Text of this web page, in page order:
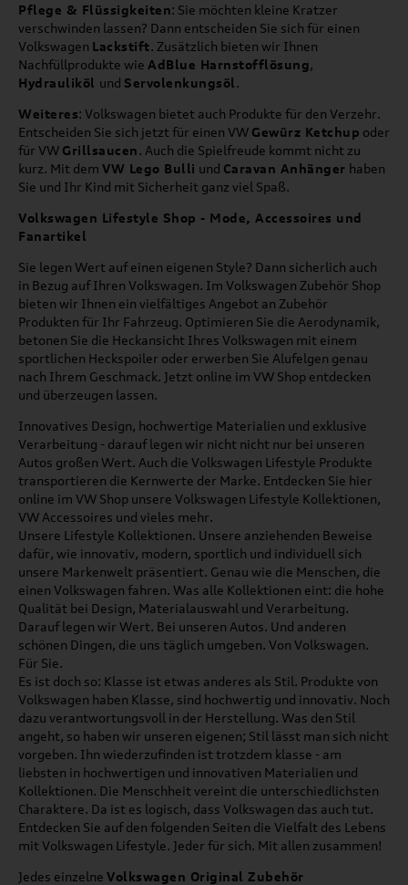
Pflege & Flüssigkeiten: Sie möchten kleine Kratzer
verschwinden lassen? Dann entscheiden Sie sich für einen
Volkswagen Lackstift. Zusätzlich bieten wir Ihnen
Nachfüllprodukte wie AdBlue Harnstofflösung,
Hydrauliköl und Servolenkungsöl.
Weiteres: Volkswagen bietet auch Produkte für den Verzehr.
Entscheiden Sie sich jetzt für einen VW Gewürz Ketchup oder
für VW Grillsaucen. Auch die Spielfreude kommt nicht zu
kurz. Mit dem VW Lego Bulli und Caravan Anhänger haben
Sie und Ihr Kind mit Sicherheit ganz viel Spaß.
Volkswagen Lifestyle Shop - Mode, Accessoires und
Fanartikel
Sie legen Wert auf einen eigenen Style? Dann sicherlich auch
in Bezug auf Ihren Volkswagen. Im Volkswagen Zubehör Shop
bieten wir Ihnen ein vielfältiges Angebot an Zubehör
Produkten für Ihr Fahrzeug. Optimieren Sie die Aerodynamik,
betonen Sie die Heckansicht Ihres Volkswagen mit einem
sportlichen Heckspoiler oder erwerben Sie Alufelgen genau
nach Ihrem Geschmack. Jetzt online im VW Shop entdecken
und überzeugen lassen.
Innovatives Design, hochwertige Materialien und exklusive
Verarbeitung - darauf legen wir nicht nicht nur bei unseren
Autos großen Wert. Auch die Volkswagen Lifestyle Produkte
transportieren die Kernwerte der Marke. Entdecken Sie hier
online im VW Shop unsere Volkswagen Lifestyle Kollektionen,
VW Accessoires und vieles mehr.
Unsere Lifestyle Kollektionen. Unsere anziehenden Beweise
dafür, wie innovativ, modern, sportlich und individuell sich
unsere Markenwelt präsentiert. Genau wie die Menschen, die
einen Volkswagen fahren. Was alle Kollektionen eint: die hohe
Qualität bei Design, Materialauswahl und Verarbeitung.
Darauf legen wir Wert. Bei unseren Autos. Und anderen
schönen Dingen, die uns täglich umgeben. Von Volkswagen.
Für Sie.
Es ist doch so: Klasse ist etwas anderes als Stil. Produkte von
Volkswagen haben Klasse, sind hochwertig und innovativ. Noch
dazu verantwortungsvoll in der Herstellung. Was den Stil
angeht, so haben wir unseren eigenen; Stil lässt man sich nicht
vorgeben. Ihn wiederzufinden ist trotzdem klasse - am
liebsten in hochwertigen und innovativen Materialien und
Kollektionen. Die Menschheit vereint die unterschiedlichsten
Charaktere. Da ist es logisch, dass Volkswagen das auch tut.
Entdecken Sie auf den folgenden Seiten die Vielfalt des Lebens
mit Volkswagen Lifestyle. Jeder für sich. Mit allen zusammen!
Jedes einzelne Volkswagen Original Zubehör